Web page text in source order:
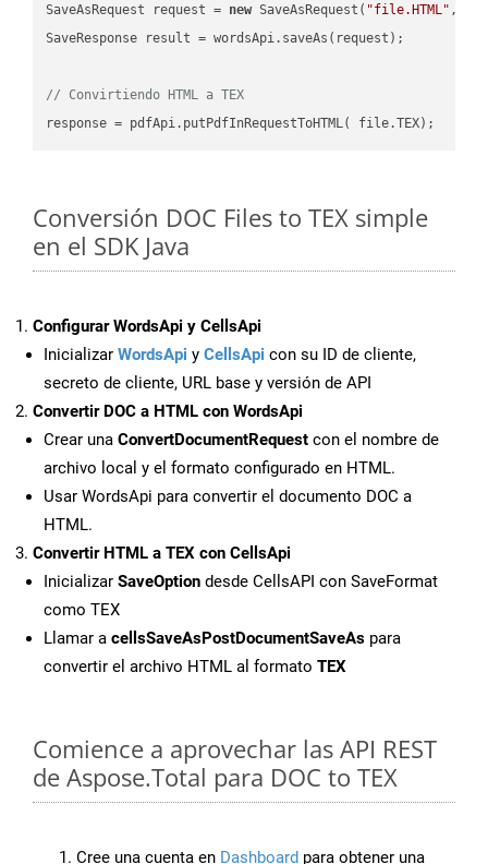
SaveAsRequest request = new SaveAsRequest( "file.HTML"
SaveResponse result = wordsApi.saveAs(request);
// Convirtiendo HTML a TEX
Conversión DOC Files to TEX simple
en el SDK Java
Configurar WordsApi y CellsApi
Inicializar WordsApi y CellsApi con su ID de cliente,
secreto de cliente, URL base y versión de API
Convertir DOC a HTML con WordsApi
Crear una ConvertDocumentRequest con el nombre de
archivo local y el formato configurado en HTML.
Usar WordsApi para convertir el documento DOC a
HTML.
Convertir HTML a TEX con CellsApi
Inicializar SaveOption desde CellsAPI con SaveFormat
como TEX
Llamar a cellsSaveAsPostDocumentSaveAs para
convertir el archivo HTML al formato TEX
Comience a aprovechar las API REST
de Aspose.Total para DOC to TEX
Cree una cuenta en Dashboard para obtener una